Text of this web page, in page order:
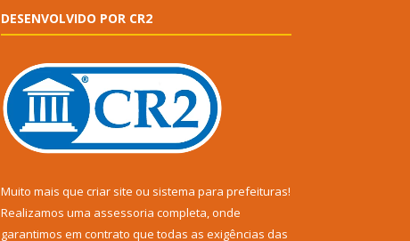
DESENVOLVIDO POR CR2
Muito mais que criar site ou sistema para prefeituras!
Realizamos uma assessoria completa, onde
garantimos em contrato que todas as exigências das